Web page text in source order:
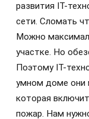
развития IT-
сети. Сломать
Можно
участке. Но
Поэтому IT-
умном доме они
которая
пожар. Нам